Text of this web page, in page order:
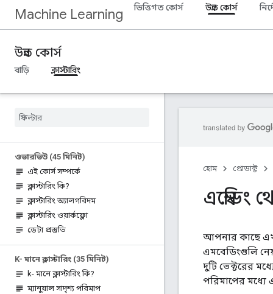
Machine Learning ভিত্তিগত কোর্স উন্নত কোর্স
উন্নত কোর্স
বাড়ি ক্লাস্টারিং
ওভারভিউ (45 মিনিট)
এই কোর্স সম্পর্কে
ক্লাস্টারিং কি?
ক্লাস্টারিং অ্যালগরিদম
ক্লাস্টারিং ওয়ার্কফ্লো
ডেটা প্রস্তুতি
K- মানে ক্লাস্টারিং (35 মিনিট)
k- মানে ক্লাস্টারিং কি?
ম্যানুয়াল সাদৃশ্য পরিমাপ
হোম প্রোডাক্ট
এম্বেডিং
আপনার কাছে
এমবেডিংগুলি
দুটি ভেক্টরের
পরিমাপের মধ্যে